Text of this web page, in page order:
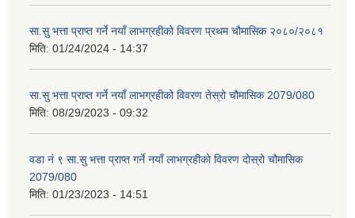
सा.सु भत्ता प्राप्त गर्ने नयाँ लाभग्रहीको विवरण प्रथम चौमासिक २०८०/२०८१
मिति: 01/24/2024 - 14:37
सा.सु भत्ता प्राप्त गर्ने नयाँ लाभग्रहीको विवरण तेस्रो चौमासिक 2079/080
मिति: 08/29/2023 - 09:32
वडा नं ९ सा.सु भत्ता प्राप्त गर्ने नयाँ लाभग्रहीको विवरण दोस्रो चौमासिक
2079/080
मिति: 01/23/2023 - 14:51